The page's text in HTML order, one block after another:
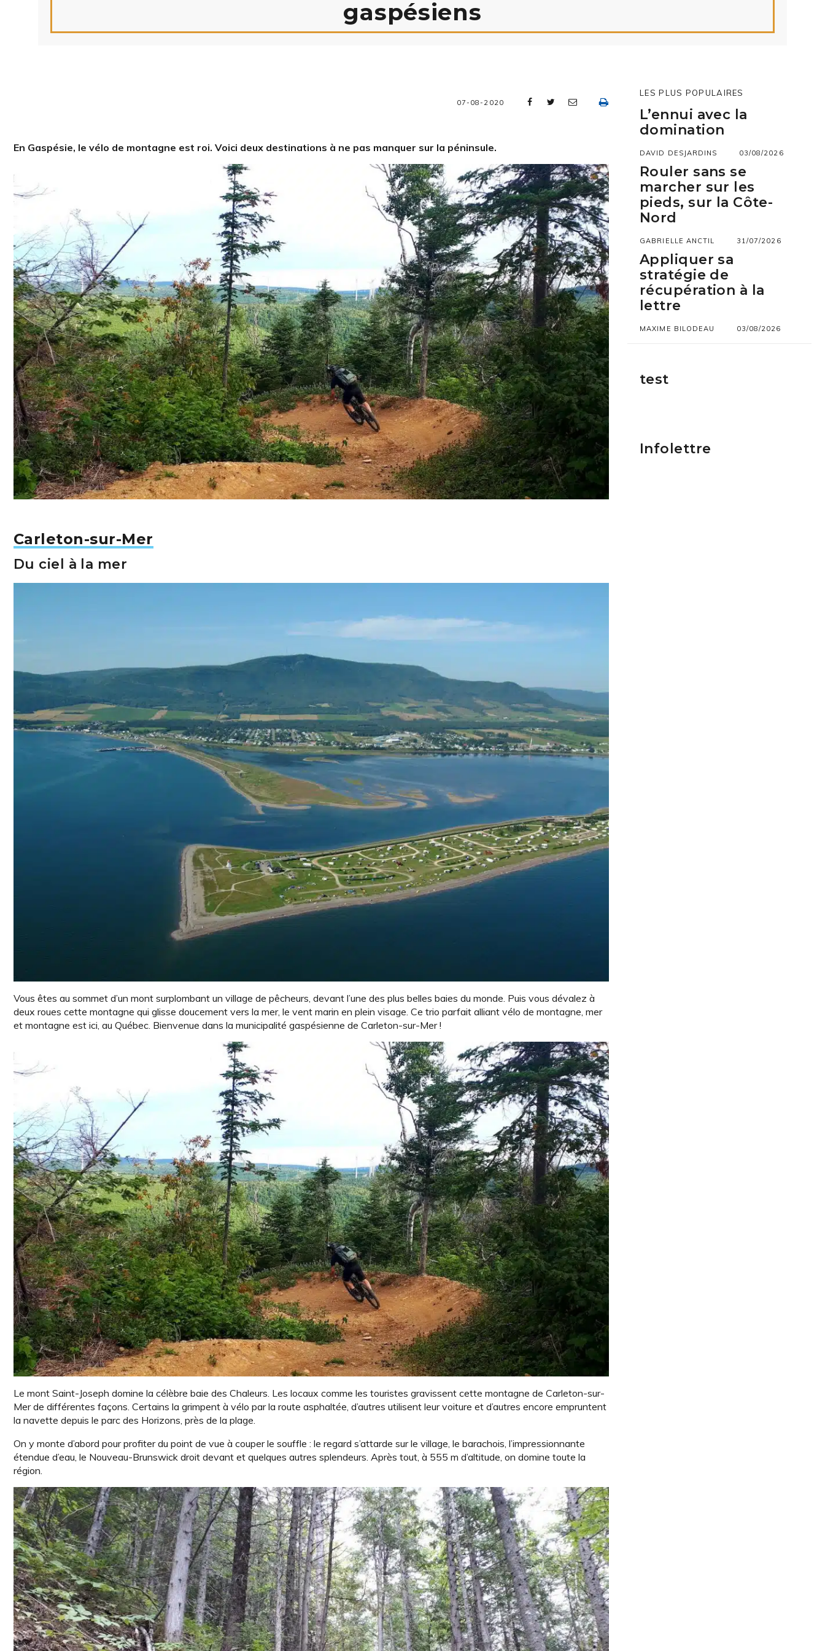
gaspésiens
07-08-2020
En Gaspésie, le vélo de montagne est roi. Voici deux destinations à ne pas manquer sur la péninsule.
Carleton-sur-Mer
Du ciel à la mer
Vous êtes au sommet d’un mont surplombant un village de pêcheurs, devant l’une des plus belles baies du monde. Puis vous dévalez à
deux roues cette montagne qui glisse doucement vers la mer, le vent marin en plein visage. Ce trio parfait alliant vélo de montagne, mer
et montagne est ici, au Québec. Bienvenue dans la municipalité gaspésienne de Carleton-sur-Mer !
Le mont Saint-Joseph domine la célèbre baie des Chaleurs. Les locaux comme les touristes gravissent cette montagne de Carleton-sur-
Mer de différentes façons. Certains la grimpent à vélo par la route asphaltée, d’autres utilisent leur voiture et d’autres encore empruntent
la navette depuis le parc des Horizons, près de la plage.
On y monte d’abord pour profiter du point de vue à couper le souffle : le regard s’attarde sur le village, le barachois, l’impressionnante
étendue d’eau, le Nouveau-Brunswick droit devant et quelques autres splendeurs. Après tout, à 555 m d’altitude, on domine toute la
région.
LES PLUS POPULAIRES
L’ennui avec la
domination
DAVID DESJARDINS 03/08/2026
Rouler sans se
marcher sur les
pieds, sur la Côte-
Nord
GABRIELLE ANCTIL 31/07/2026
Appliquer sa
stratégie de
récupération à la
lettre
MAXIME BILODEAU 03/08/2026
test
Infolettre